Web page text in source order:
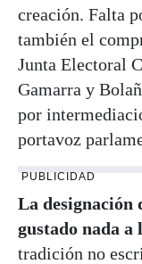
creación. Falta
también el
Junta Electoral
Gamarra y
por
portavoz
PUBLICIDAD
La designación
gustado nada a
tradición no